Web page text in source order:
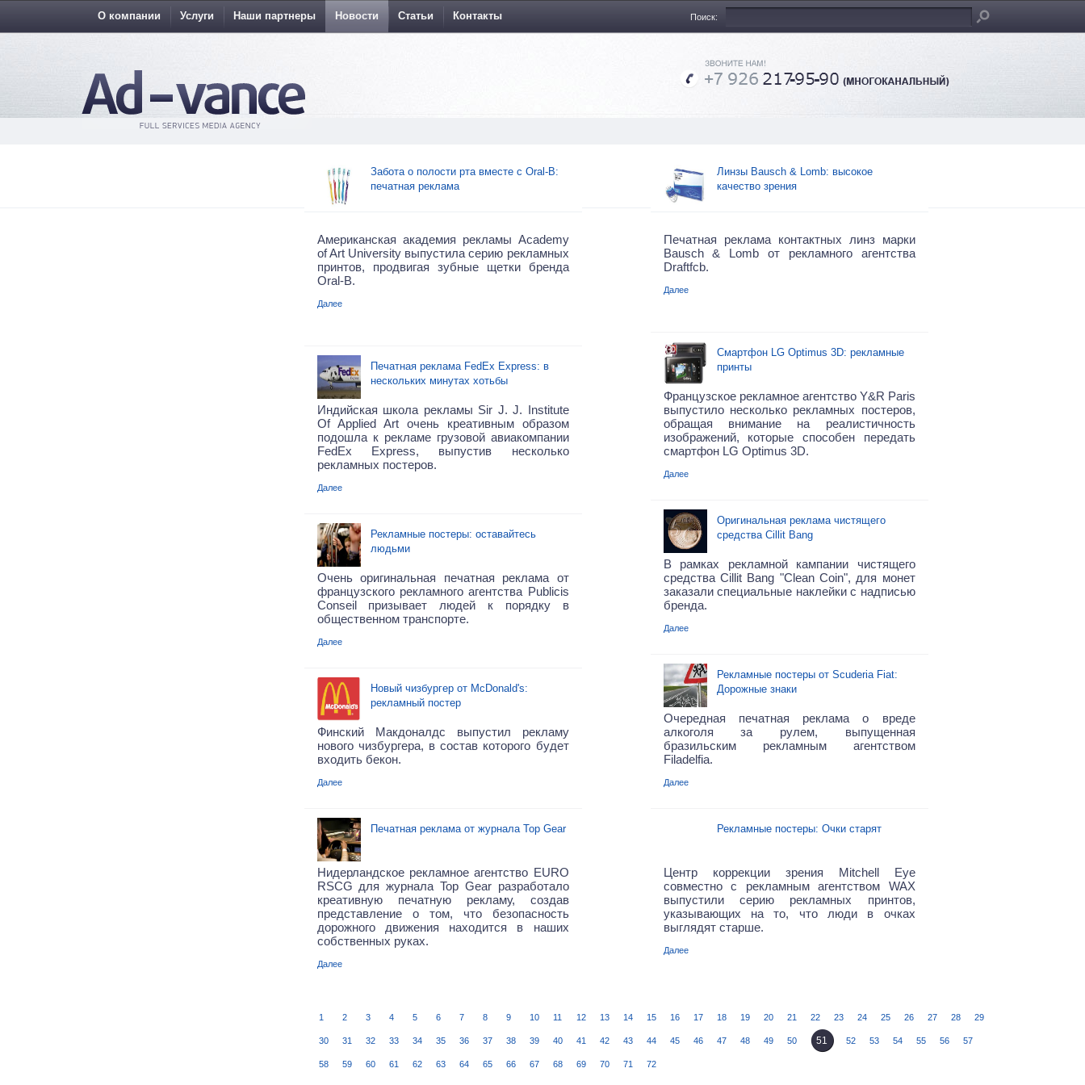
О компании Услуги Наши партнеры Новости Статьи Контакты Поиск:
Забота о полости рта вместе с Oral-B:
печатная реклама
Американская академия рекламы Academy
of Art University выпустила серию рекламных
принтов, продвигая зубные щетки бренда
Oral-B.
Далее
Печатная реклама FedEx Express: в
нескольких минутах хотьбы
Индийская школа рекламы Sir J. J. Institute
Of Applied Art очень креативным образом
подошла к рекламе грузовой авиакомпании
FedEx Express, выпустив несколько
рекламных постеров.
Далее
Рекламные постеры: оставайтесь
людьми
Очень оригинальная печатная реклама от
французского рекламного агентства Publicis
Conseil призывает людей к порядку в
общественном транспорте.
Далее
Новый чизбургер от McDonald's:
рекламный постер
Финский Макдоналдс выпустил рекламу
нового чизбургера, в состав которого будет
входить бекон.
Далее
Печатная реклама от журнала Top Gear
Нидерландское рекламное агентство EURO
RSCG для журнала Top Gear разработало
креативную печатную рекламу, создав
представлениео том, что
безопасность
дорожного движения находится
в наших
собственных руках.
Далее
Линзы Bausch & Lomb: высокое
качество зрения
Печатная реклама контактных линз марки
Bausch & Lomb от рекламного агентства
Draftfcb.
Далее
Смартфон LG Optimus 3D: рекламные
принты
Французское рекламное агентство Y&R Paris
выпустило несколько рекламных постеров,
обращая внимание на реалистичность
изображений, которые способен передать
смартфон LG Optimus 3D.
Далее
Оригинальная реклама чистящего
средства Cillit Bang
В рамках рекламной кампании чистящего
средства Cillit Bang "Clean Coin", для монет
заказали специальные наклейки с надписью
бренда.
Далее
Рекламные постеры от Scuderia Fiat:
Дорожные знаки
Очередная печатная реклама о вреде
алкоголя за рулем, выпущенная
бразильским рекламным агентством
Filadelfia.
Далее
Рекламные постеры: Очки старят
Центр коррекции зрения Mitchell Eye
совместно с рекламным агентством WAX
выпустили серию рекламных принтов,
указывающих на то, что люди в очках
выглядят старше.
Далее
1 2 3 4 5 6 7 8 9 10 11 12 13 14 15 16 17 18 19 20 21 22 23 24 25 26 27 28 29
30 31 32 33 34 35 36 37 38 39 40 41 42 43 44 45 46 47 48 49 50 51 52 53 54 55 56 57
58 59 60 61 62 63 64 65 66 67 68 69 70 71 72